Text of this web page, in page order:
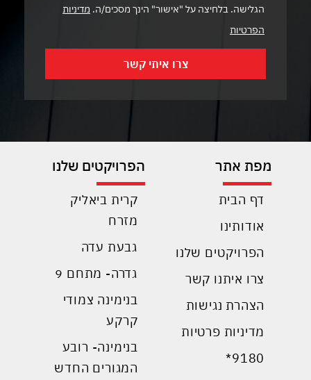
הגלישה. בלחיצה על "אישור" הינך מסכים/ה. מדיניות
הפרטיות
מפת אתר
דף הבית
אודותינו
הפרויקטים שלנו
צרו איתנו קשר
הצהרת נגישות
מדיניות פרטיות
9180*
הפרויקטים שלנו
קרית ביאליק
מזרח
גבעת עדה
גדרה- מתחם 9
בנימינה צמודי
קרקע
בנימינה- רובע
המגורים החדש